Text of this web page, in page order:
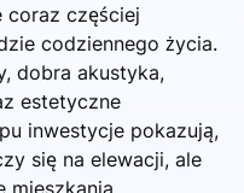
coraz częściej
codziennego życia.
dobra akustyka,
estetyczne
inwestycje pokazują,
się na elewacji, ale
mieszkania.